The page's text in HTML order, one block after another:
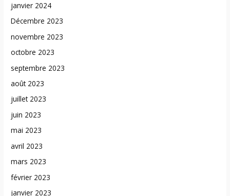
janvier 2024
Décembre 2023
novembre 2023
octobre 2023
septembre 2023
août 2023
juillet 2023
juin 2023
mai 2023
avril 2023
mars 2023
février 2023
janvier 2023